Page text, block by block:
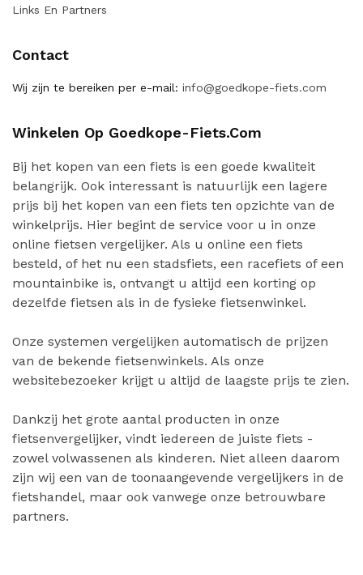
Links En Partners
Contact
Wij zijn te bereiken per e-mail: info@goedkope-fiets.com
Winkelen Op Goedkope-Fiets.com
Bij het kopen van een fiets is een goede kwaliteit
belangrijk. Ook interessant is natuurlijk een lagere
prijs bij het kopen van een fiets ten opzichte van de
winkelprijs. Hier begint de service voor u in onze
online fietsen vergelijker. Als u online een fiets
besteld, of het nu een stadsfiets, een racefiets of een
mountainbike is, ontvangt u altijd een korting op
dezelfde fietsen als in de fysieke fietsenwinkel.
Onze systemen vergelijken automatisch de prijzen
van de bekende fietsenwinkels. Als onze
websitebezoeker krijgt u altijd de laagste prijs te zien.
Dankzij het grote aantal producten in onze
fietsenvergelijker, vindt iedereen de juiste fiets -
zowel volwassenen als kinderen. Niet alleen daarom
zijn wij een van de toonaangevende vergelijkers in de
fietshandel, maar ook vanwege onze betrouwbare
partners.